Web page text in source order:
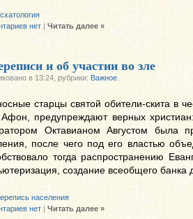
нет | Читать далее »
и об участии во зле
в 13:24, рубрики: Важное
старцы святой обители-скита в
предупреждают верных
Октавианом Августом была
после чего под его властью
тогда распространению
создание всеобщего
населения
нет | Читать далее »